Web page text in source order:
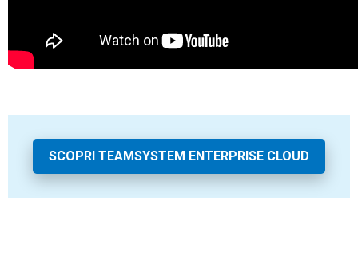
SCOPRI TEAMSYSTEM ENTERPRISE CLOUD